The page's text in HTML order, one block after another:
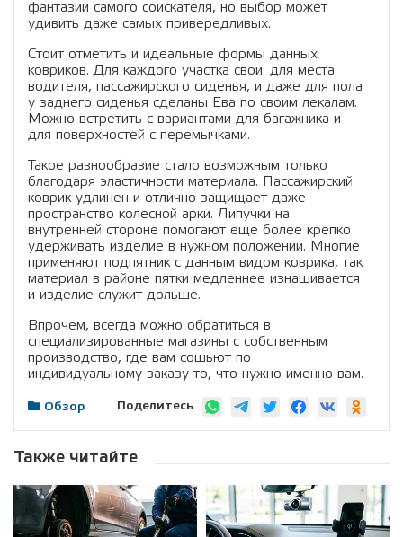
фантазии самого соискателя, но выбор может
удивить даже самых привередливых.
Стоит отметить и идеальные формы данных
ковриков. Для каждого участка свои: для места
водителя, пассажирского сиденья, и даже для пола
у заднего сиденья сделаны Ева по своим лекалам.
Можно встретить с вариантами для багажника и
для поверхностей с перемычками.
Такое разнообразие стало возможным только
благодаря эластичности материала. Пассажирский
коврик удлинен и отлично защищает даже
пространство колесной арки. Липучки на
внутренней стороне помогают еще более крепко
удерживать изделие в нужном положении. Многие
применяют подпятник с данным видом коврика, так
материал в районе пятки медленнее изнашивается
и изделие служит дольше.
Впрочем, всегда можно обратиться в
специализированные магазины с собственным
производство, где вам сошьют по
индивидуальному заказу то, что нужно именно вам.
Обзор Поделитесь
Также читайте